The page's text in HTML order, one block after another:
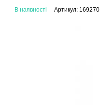
В наявності Артикул: 169270